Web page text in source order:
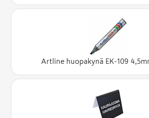
Artline huopakynä EK-109